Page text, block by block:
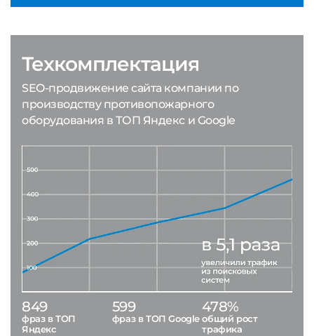
Техкомплектация
SEO-продвижение сайта компании по
производству противопожарного
оборудования в ТОП Яндекс и Google
849
фраз в ТОП
Яндекс
599
фраз в ТОП Google
478%
общий рост
трафика